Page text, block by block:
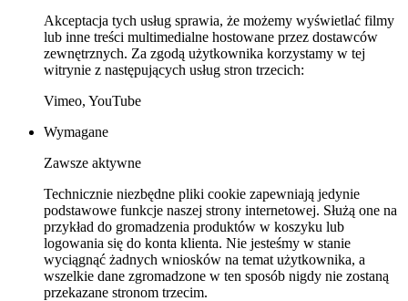
Akceptacja tych usług sprawia, że możemy wyświetlać filmy
lub inne treści multimedialne hostowane przez dostawców
zewnętrznych. Za zgodą użytkownika korzystamy w tej
witrynie z następujących usług stron trzecich:
Vimeo, YouTube
Wymagane
Zawsze aktywne
Technicznie niezbędne pliki cookie zapewniają jedynie
podstawowe funkcje naszej strony internetowej. Służą one na
przykład do gromadzenia produktów w koszyku lub
logowania się do konta klienta. Nie jesteśmy w stanie
wyciągnąć żadnych wniosków na temat użytkownika, a
wszelkie dane zgromadzone w ten sposób nigdy nie zostaną
przekazane stronom trzecim.